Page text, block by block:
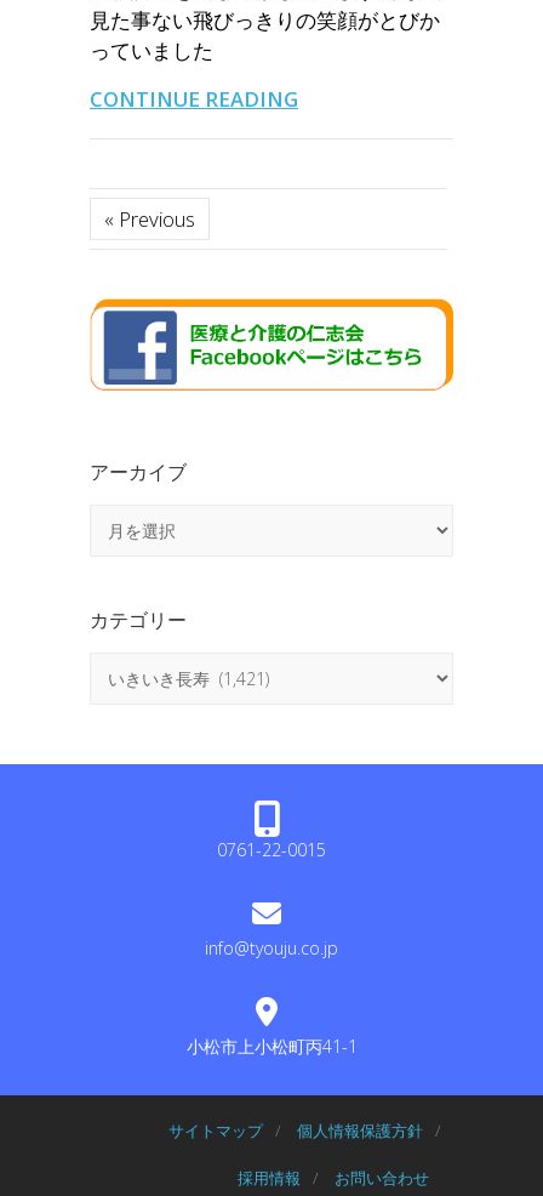
見た事ない飛びっきりの笑顔がとびか
っていました
CONTINUE READING
« Previous
アーカイブ
ブ
カテゴリー
0761-22-0015
info@tyouju.co.jp
小松市上小松町丙41-1
サイトマップ / 個人情報保護方針 /
採用情報 / お問い合わせ